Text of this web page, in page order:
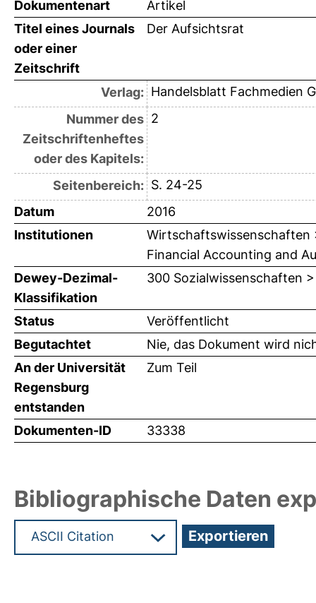
Dokumentenart
Artikel
Titel eines Journals
oder einer
Zeitschrift
Der Aufsichtsrat
Verlag: Handelsblatt Fachmedien
Nummer des
Zeitschriftenheftes
oder des Kapitels:
2
Seitenbereich: S. 24-25
Datum
2016
Institutionen
Financial Accounting and
Dewey-Dezimal-
Klassifikation
300 Sozialwissenschaften
Status
Veröffentlicht
Begutachtet
Nie, das Dokument wird
An der Universität
Regensburg
entstanden
Zum Teil
Dokumenten-ID 33338
Bibliographische Daten